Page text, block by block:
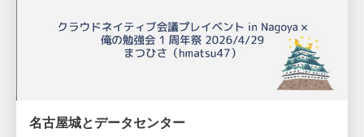
名古屋城とデータセンター